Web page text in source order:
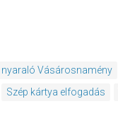
nyaraló Vásárosnamény
Szép kártya elfogadás